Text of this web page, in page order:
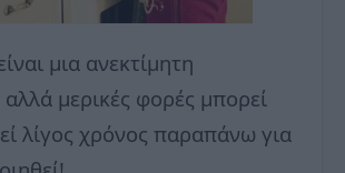
μια ανεκτίμητη
αλλά μερικές φορές μπορεί
λίγος χρόνος παραπάνω για